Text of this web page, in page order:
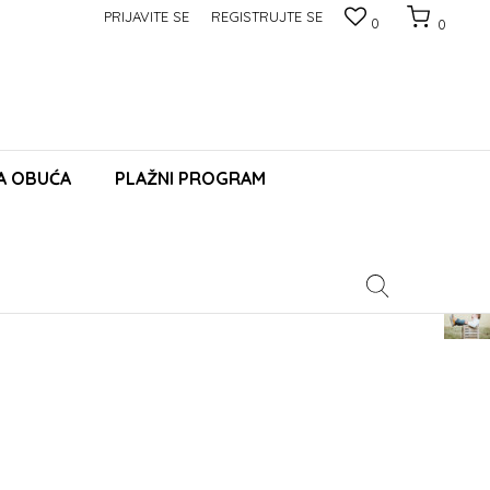
0
0
PRIJAVITE SE REGISTRUJTE SE
OBUĆA PLAŽNI PROGRAM